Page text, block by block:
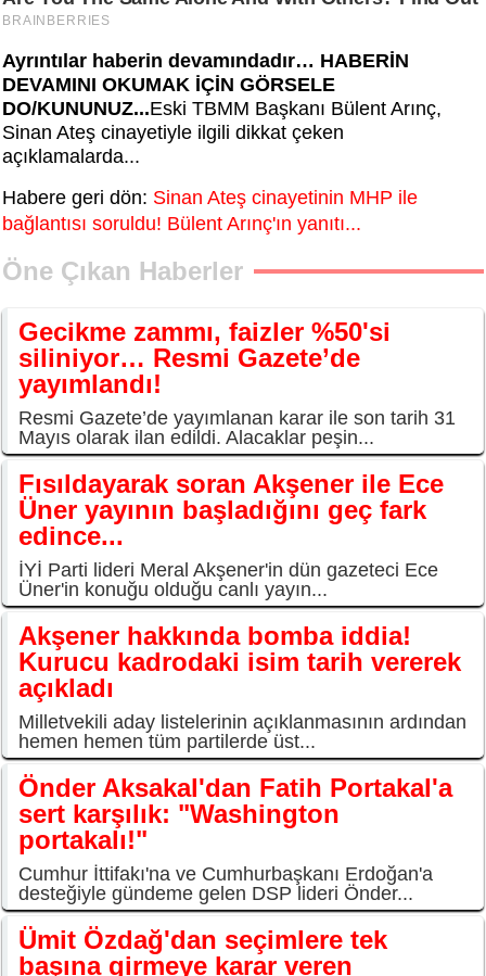
Ayrıntılar haberin devamındadır… HABERİN
DEVAMINI OKUMAK İÇİN GÖRSELE
DO/KUNUNUZ...Eski TBMM Başkanı Bülent Arınç,
Sinan Ateş cinayetiyle ilgili dikkat çeken
açıklamalarda...
Habere geri dön: Sinan Ateş cinayetinin MHP ile
bağlantısı soruldu! Bülent Arınç'ın yanıtı...
Öne Çıkan Haberler
Gecikme zammı, faizler %50'si
siliniyor… Resmi Gazete’de
yayımlandı!
Resmi Gazete’de yayımlanan karar ile son tarih 31
Mayıs olarak ilan edildi. Alacaklar peşin...
Fısıldayarak soran Akşener ile Ece
Üner yayının başladığını geç fark
edince...
İYİ Parti lideri Meral Akşener'in dün gazeteci Ece
Üner'in konuğu olduğu canlı yayın...
Akşener hakkında bomba iddia!
Kurucu kadrodaki isim tarih vererek
açıkladı
Milletvekili aday listelerinin açıklanmasının ardından
hemen hemen tüm partilerde üst...
Önder Aksakal'dan Fatih Portakal'a
sert karşılık: "Washington
portakalı!"
Cumhur İttifakı'na ve Cumhurbaşkanı Erdoğan'a
desteğiyle gündeme gelen DSP lideri Önder...
Ümit Özdağ'dan seçimlere tek
başına girmeye karar veren